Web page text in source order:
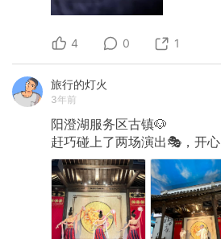
4 0 1
旅行的灯火
3年前
阳澄湖服务区古镇🐶
赶巧碰上了两场演出🎭，开心